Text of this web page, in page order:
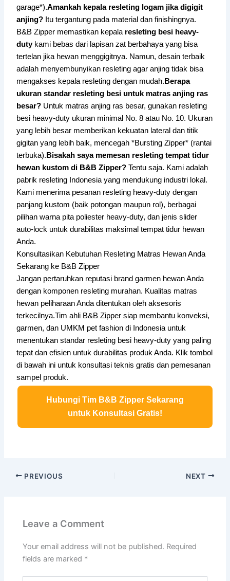
garage*).Amankah kepala resleting logam jika digigit
anjing? Itu tergantung pada material dan finishingnya.
B&B Zipper memastikan kepala resleting besi heavy-
dutykami bebas dari lapisan zat berbahaya yang bisa
tertelan jika hewan menggigitnya. Namun, desain terbaik
adalah menyembunyikan resleting agar anjing tidak bisa
mengakses kepala resleting dengan mudah. Berapa
ukuran standar resleting besi untuk matras anjing ras
besar? Untuk matras anjing ras besar, gunakan resleting
besi heavy-duty ukuran minimal No. 8 atau No. 10. Ukuran
yang lebih besar memberikan kekuatan lateral dan titik
gigitan yang lebih baik, mencegah *Bursting Zipper* (rantai
terbuka). Bisakah saya memesan resleting tempat tidur
hewan kustom di B&B Zipper? Tentu saja. Kami adalah
pabrik resleting Indonesia yang mendukung industri lokal.
Kami menerima pesanan resleting heavy-duty dengan
panjang kustom (baik potongan maupun rol), berbagai
pilihan warna pita poliester heavy-duty, dan jenis slider
auto-lock untuk durabilitas maksimal tempat tidur hewan
Anda.
Konsultasikan Kebutuhan Resleting Matras Hewan Anda
Sekarang ke B&B Zipper
Jangan pertaruhkan reputasi brand garmen hewan Anda
dengan komponen resleting murahan. Kualitas matras
hewan peliharaan Anda ditentukan oleh aksesoris
terkecilnya.Tim ahli B&B Zipper siap membantu konveksi,
garmen, dan UMKM pet fashion di Indonesia untuk
menentukan standar resleting besi heavy-duty yang paling
tepat dan efisien untuk durabilitas produk Anda. Klik tombol
di bawah ini untuk konsultasi teknis gratis dan pemesanan
sampel produk.
Hubungi Tim B&B Zipper Sekarang
untuk Konsultasi Gratis!
PREVIOUS NEXT
Leave a Comment
Your email address will not be published. Required
fields are marked *